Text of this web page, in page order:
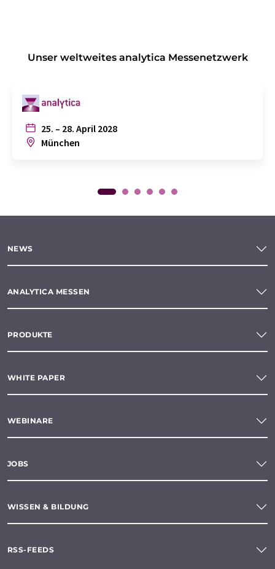
Unser weltweites analytica Messenetzwerk
25. – 28. April 2028
München
NEWS
ANALYTICA MESSEN
PRODUKTE
WHITE PAPER
WEBINARE
JOBS
WISSEN & BILDUNG
RSS-FEEDS